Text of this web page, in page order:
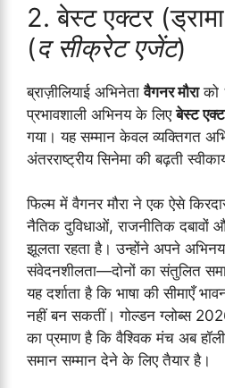
2. बेस्ट एक्टर
(द सीक्रेट एजेंट)
ब्राज़ीलियाई अभिनेतावैगनर मौराको
प्रभावशाली अभिनय के लिएबेस्ट
गया। यह सम्मान केवल व्यक्तिगत
अंतरराष्ट्रीय सिनेमा की बढ़ती
फिल्म में वैगनर मौरा ने एक ऐसे
नैतिक दुविधाओं, राजनीतिक दबावों
झूलता रहता है। उन्होंने अपने
संवेदनशीलता—दोनों का संतुलित
यह दर्शाता है कि भाषा की सीमाएँ
नहीं बन सकतीं। गोल्डन ग्लोब्स
का प्रमाण है कि वैश्विक मंच अब
समान सम्मान देने के लिए तैयार है।